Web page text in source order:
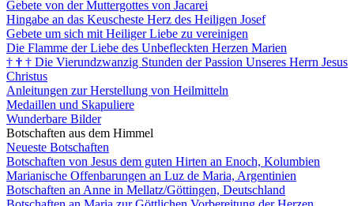
Gebete von der Muttergottes von Jacarei
Hingabe an das Keuscheste Herz des Heiligen Josef
Gebete um sich mit Heiliger Liebe zu vereinigen
Die Flamme der Liebe des Unbefleckten Herzen Marien
† † † Die Vierundzwanzig Stunden der Passion Unseres Herrn Jesus
Christus
Anleitungen zur Herstellung von Heilmitteln
Medaillen und Skapuliere
Wunderbare Bilder
Botschaften aus dem Himmel
Neueste Botschaften
Botschaften von Jesus dem guten Hirten an Enoch, Kolumbien
Marianische Offenbarungen an Luz de Maria, Argentinien
Botschaften an Anne in Mellatz/Göttingen, Deutschland